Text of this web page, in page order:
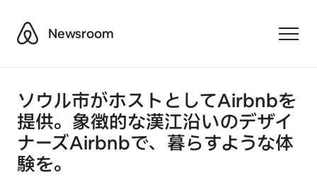
AirbnbNewsroom
ソウル市がホストとしてAirbnbを
提供。象徴的な漢江沿いのデザイ
ナーズAirbnbで、暮らすような体
験を。